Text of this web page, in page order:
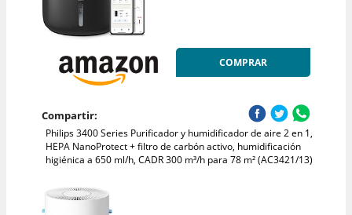
COMPRAR
Compartir:
Philips 3400 Series Purificador y humidificador de aire 2 en 1,
HEPA NanoProtect + filtro de carbón activo, humidificación
higiénica a 650 ml/h, CADR 300 m³/h para 78 m² (AC3421/13)